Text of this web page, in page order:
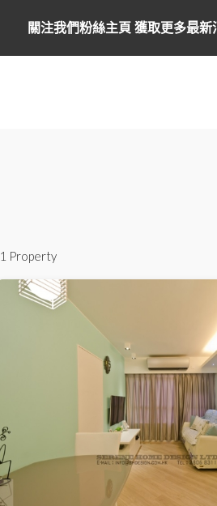
1 Property
關注我們粉絲主頁 獲取更多最新